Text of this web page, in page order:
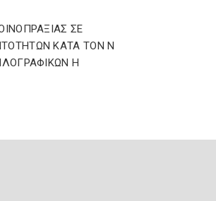
ΣΕ
ΚΑΤΑ ΤΟΝ Ν
Η